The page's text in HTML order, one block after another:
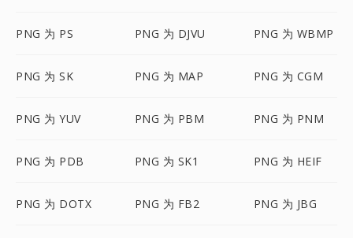
PNG 为 PS PNG 为 DJVU PNG 为 WBMP
PNG 为 SK PNG 为 MAP PNG 为 CGM
PNG 为 YUV PNG 为 PBM PNG 为 PNM
PNG 为 PDB PNG 为 SK1 PNG 为 HEIF
PNG 为 DOTX PNG 为 FB2 PNG 为 JBG